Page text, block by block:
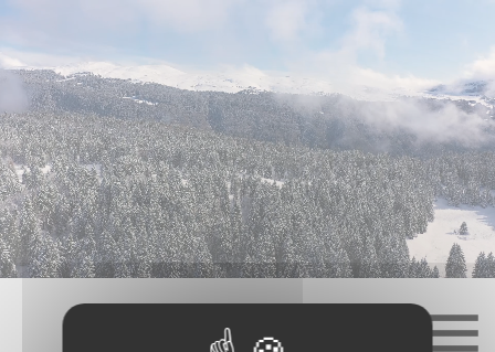
content